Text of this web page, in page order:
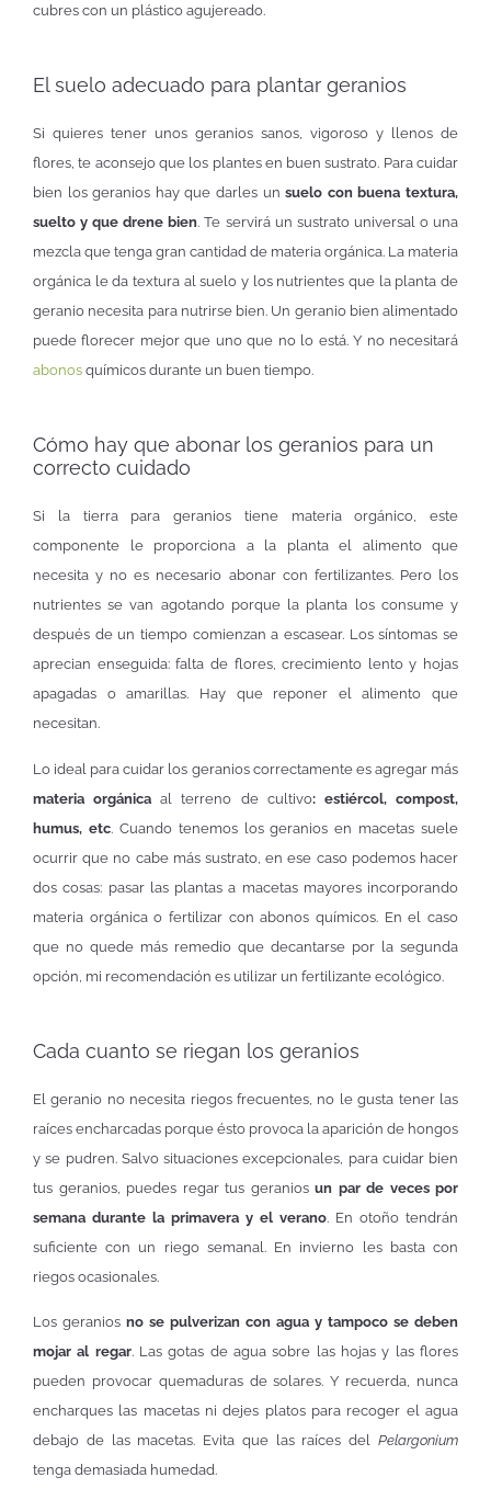
cubres con un plástico agujereado.
El suelo adecuado para plantar geranios
Si quieres tener unos geranios sanos, vigoroso y llenos de
flores, te aconsejo que los plantes en buen sustrato. Para cuidar
bien los geranios hay que darles unsuelo con buena textura,
suelto y que drene bien. Te servirá un sustrato universal o una
mezcla que tenga gran cantidad de materia orgánica. La materia
orgánica le da textura al suelo y los nutrientes que la planta de
geranio necesita para nutrirse bien. Un geranio bien alimentado
puede florecer mejor que uno que no lo está. Y no necesitará
abonos químicos durante un buen tiempo.
Cómo hay que abonar los geranios para un
correcto cuidado
Si la tierra para geranios tiene materia orgánico, este
componente le proporciona a la planta el alimento que
necesita y no es necesario abonar con fertilizantes. Pero los
nutrientes se van agotando porque la planta los consume y
después de un tiempo comienzan a escasear. Los síntomas se
aprecian enseguida: falta de flores, crecimiento lento y hojas
apagadas o amarillas. Hay que reponer el alimento que
necesitan.
Lo ideal para cuidar los geranios correctamente es agregar más
materia orgánica al terreno de cultivo: estiércol, compost,
humus, etc. Cuando tenemos los geranios en macetas suele
ocurrir que no cabe más sustrato, en ese caso podemos hacer
dos cosas: pasar las plantas a macetas mayores incorporando
materia orgánica o fertilizar con abonos químicos. En el caso
que no quede más remedio que decantarse por la segunda
opción, mi recomendación es utilizar un fertilizante ecológico.
Cada cuanto se riegan los geranios
El geranio no necesita riegos frecuentes, no le gusta tener las
raíces encharcadas porque ésto provoca la aparición de hongos
y se pudren. Salvo situaciones excepcionales, para cuidar bien
tus geranios, puedes regar tus geranios un par de veces por
semana durante la primavera y el verano. En otoño tendrán
suficiente con un riego semanal. En invierno les basta con
riegos ocasionales.
Los geranios no se pulverizan con agua y tampoco se deben
mojar al regar. Las gotas de agua sobre las hojas y las flores
pueden provocar quemaduras de solares. Y recuerda, nunca
encharques las macetas ni dejes platos para recoger el agua
debajo de las macetas. Evita que las raíces del Pelargonium
tenga demasiada humedad.